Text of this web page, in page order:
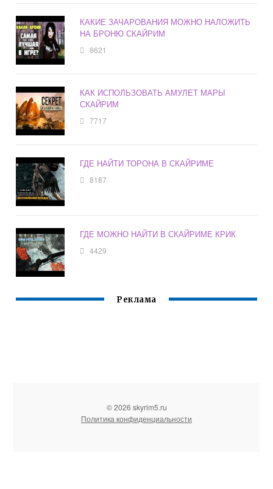
КАКИЕ ЗАЧАРОВАНИЯ МОЖНО НАЛОЖИТЬ
НА БРОНЮ СКАЙРИМ
8621
КАК ИСПОЛЬЗОВАТЬ АМУЛЕТ МАРЫ
СКАЙРИМ
7717
ГДЕ НАЙТИ ТОРОНА В СКАЙРИМЕ
8187
ГДЕ МОЖНО НАЙТИ В СКАЙРИМЕ КРИК
4429
Реклама
© 2026 skyrim5.ru
Политика конфиденциальности